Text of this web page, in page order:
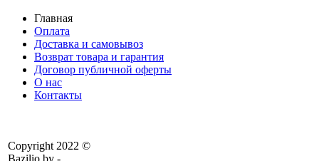
Главная
Оплата
Доставка и самовывоз
Возврат товара и гарантия
Договор публичной оферты
О нас
Контакты
Copyright 2022 ©
Bazilio.by -